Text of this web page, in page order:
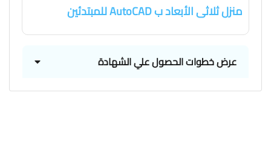
منزل ثلاثى الأبعاد ب AutoCAD للمبتدئين
عرض خطوات الحصول علي الشهادة